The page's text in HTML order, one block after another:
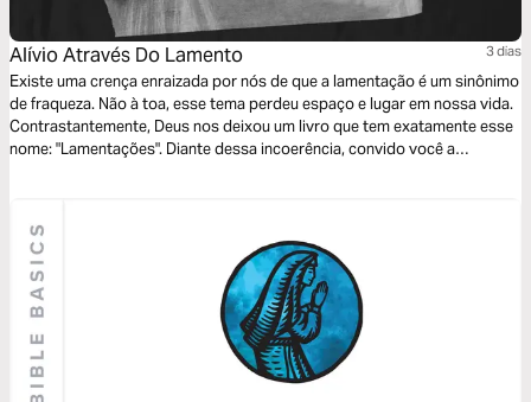
Alívio Através Do Lamento 3 dias
Existe uma crença enraizada por nós de que a lamentação é um sinônimo
de fraqueza. Não à toa, esse tema perdeu espaço e lugar em nossa vida.
Contrastantemente, Deus nos deixou um livro que tem exatamente esse
nome: "Lamentações". Diante dessa incoerência, convido você a